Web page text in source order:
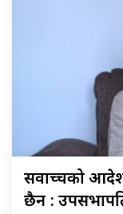
सर्वोच्चको
छैन :